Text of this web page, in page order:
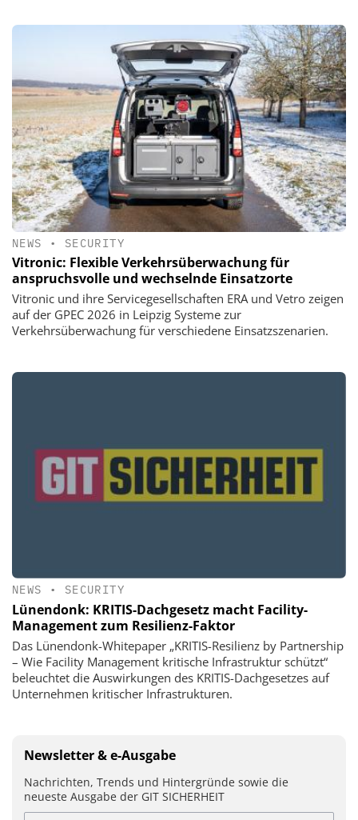
NEWS • SECURITY
Vitronic: Flexible Verkehrsüberwachung für
anspruchsvolle und wechselnde Einsatzorte
Vitronic und ihre Servicegesellschaften ERA und Vetro zeigen
auf der GPEC 2026 in Leipzig Systeme zur
Verkehrsüberwachung für verschiedene Einsatzszenarien.
NEWS • SECURITY
Lünendonk: KRITIS-Dachgesetz macht Facility-
Management zum Resilienz-Faktor
Das Lünendonk-Whitepaper „KRITIS-Resilienz by Partnership
– Wie Facility Management kritische Infrastruktur schützt“
beleuchtet die Auswirkungen des KRITIS-Dachgesetzes auf
Unternehmen kritischer Infrastrukturen.
Newsletter & e-Ausgabe
Nachrichten, Trends und Hintergründe sowie die
neueste Ausgabe der GIT SICHERHEIT